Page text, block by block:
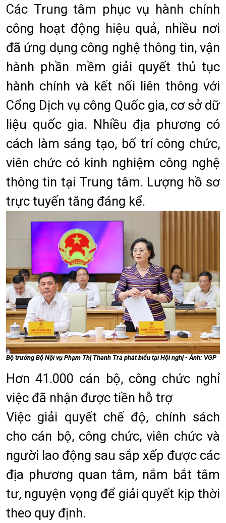
Các Trung tâm phục vụ hành chính
công hoạt động hiệu quả, nhiều nơi
đã ứng dụng công nghệ thông tin, vận
hành phần mềm giải quyết thủ tục
hành chính và kết nối liên thông với
Cổng Dịch vụ công Quốc gia, cơ sở dữ
liệu quốc gia. Nhiều địa phương có
cách làm sáng tạo, bố trí công chức,
viên chức có kinh nghiệm công nghệ
thông tin tại Trung tâm. Lượng hồ sơ
trực tuyến tăng đáng kể.
Bộ trưởng Bộ Nội vụ Phạm Thị Thanh Trà phát biểu tại Hội nghị - Ảnh: VGP
Hơn 41.000 cán bộ, công chức nghỉ
việc đã nhận được tiền hỗ trợ
Việc giải quyết chế độ, chính sách
cho cán bộ, công chức, viên chức và
người lao động sau sắp xếp được các
địa phương quan tâm, nắm bắt tâm
tư, nguyện vọng để giải quyết kịp thời
theo quy định.